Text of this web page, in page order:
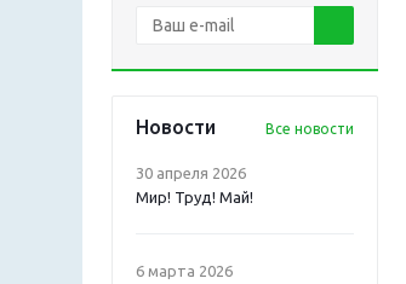
Новости Все новости
30 апреля 2026
Мир! Труд! Май!
6 марта 2026